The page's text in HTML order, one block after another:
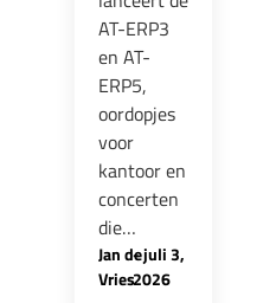
AT-ERP3
en AT-
ERP5,
oordopjes
voor
kantoor en
concerten
die…
Jan de
Vries
-juli 3,
2026